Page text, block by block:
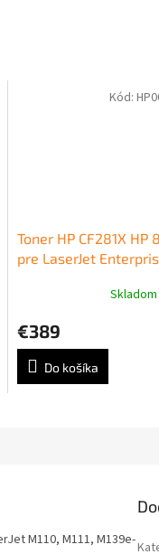
Toner HP CF281X HP
pre LaserJet
€389
Do košíka
Kód:
M110, M111, M139e-